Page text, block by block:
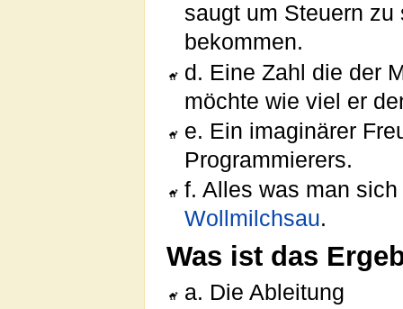
saugt um Steuern
bekommen.
d. Eine Zahl die der
möchte wie viel er
e. Ein imaginärer
Programmierers.
f. Alles was man
Wollmilchsau.
Was ist das
a. Die Ableitung